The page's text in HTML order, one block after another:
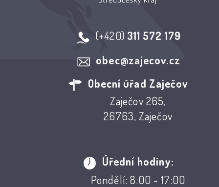
(+420) 311 572 179
obec@zajecov.cz
Obecní úřad Zaječov
Zaječov 265,
26763, Zaječov
Úřední hodiny:
Pondělí: 8:00 - 17:00